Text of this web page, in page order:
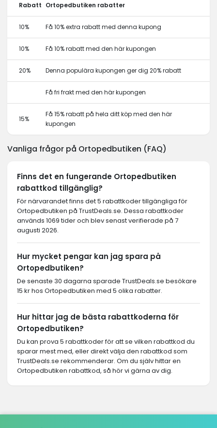
Rabatt Ortopedbutiken rabatter
10% Få 10% extra rabatt med denna kupong
10% Få 10% rabatt med den här kupongen
20% Denna populära kupongen ger dig 20% rabatt
Få fri frakt med den här kupongen
15%
Få 15% rabatt på hela ditt köp med den här
kupongen
Vanliga frågor på Ortopedbutiken (FAQ)
Finns det en fungerande Ortopedbutiken
rabattkod tillgänglig?
För närvarandet finns det 5 rabattkoder tillgängliga för
Ortopedbutiken på TrustDeals.se. Dessa rabattkoder
används 1069 tider och blev senast verifierade på 7
augusti 2026.
Hur mycket pengar kan jag spara på
Ortopedbutiken?
De senaste 30 dagarna sparade TrustDeals.se besökare
15 kr hos Ortopedbutiken med 5 olika rabatter.
Hur hittar jag de bästa rabattkoderna för
Ortopedbutiken?
Du kan prova 5 rabattkoder för att se vilken rabattkod du
sparar mest med, eller direkt välja den rabattkod som
TrustDeals.se rekommenderar. Om du själv hittar en
Ortopedbutiken rabattkod, så hör vi gärna av dig.